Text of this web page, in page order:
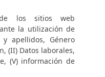
los sitios web
la utilización de
apellidos, Género
(II) Datos laborales,
(V) información de